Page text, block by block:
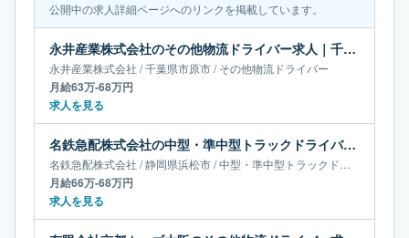
公開中の求人詳細ページへのリンクを掲載しています。
永井産業株式会社のその他物流ドライバー求人｜千葉県市原市｜月給63万-68万円
永井産業株式会社 /千葉県市原市/その他物流ドライバー
月給63万-68万円
求人を見る
名鉄急配株式会社の中型・準中型トラックドライバー求人｜静岡県浜松市｜月給66万-68万円
名鉄急配株式会社 /静岡県浜松市/中型・準中型トラックドライバー
月給66万-68万円
求人を見る